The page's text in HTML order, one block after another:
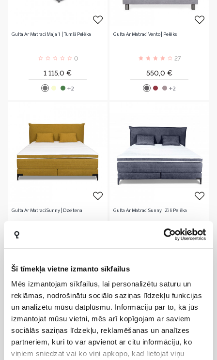
Šī tīmekļa vietne izmanto sīkfailus
Mēs izmantojam sīkfailus, lai personalizētu saturu un
reklāmas, nodrošinātu sociālo saziņas līdzekļu funkcijas
un analizētu mūsu datplūsmu. Informāciju par to, kā jūs
izmantojat mūsu vietni, mēs arī kopīgojam ar saviem
sociālās saziņas līdzekļu, reklamēšanas un analīzes
partneriem, kuri to var apvienot ar citu informāciju, ko
viņiem sniedzat vai ko viņi apkopo, kad lietojat viņu
Gulta Ar Matraci Maja 1 | Tumši Pelēka
0
Cena
1 115,0 €
+2
Gulta Ar Matraci Vento | Pelēks
27
Cena
550,0 €
+2
Gulta Ar Matraci Sunny | Dzeltena
Cena
1 252,0 €
+4
Gulta Ar Matraci Sunny | Zili Pelēka
0
Cena
1 252,0 €
Showing 1 - 4 of 4 items